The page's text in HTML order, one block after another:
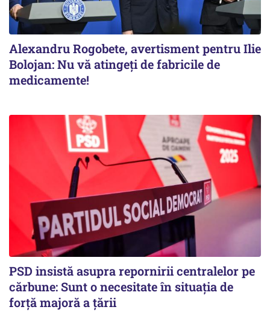
Alexandru Rogobete, avertisment pentru Ilie
Bolojan: Nu vă atingeți de fabricile de
medicamente!
PSD insistă asupra repornirii centralelor pe
cărbune: Sunt o necesitate în situația de
forță majoră a țării